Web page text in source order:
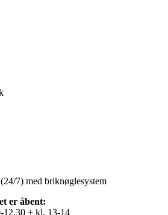
7) med briknøglesystem
er åbent:
12.30 + kl. 13-14